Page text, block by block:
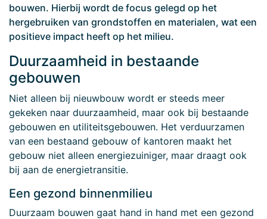
bouwen. Hierbij wordt de focus gelegd op het
hergebruiken van grondstoffen en materialen, wat een
positieve impact heeft op het milieu.
Duurzaamheid in bestaande
gebouwen
Niet alleen bij nieuwbouw wordt er steeds meer
gekeken naar duurzaamheid, maar ook bij bestaande
gebouwen en utiliteitsgebouwen. Het verduurzamen
van een bestaand gebouw of kantoren maakt het
gebouw niet alleen energiezuiniger, maar draagt ook
bij aan de energietransitie.
Een gezond binnenmilieu
Duurzaam bouwen gaat hand in hand met een gezond